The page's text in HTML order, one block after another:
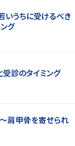
うちに受けるべき
グ
診のタイミング
肩甲骨を寄せられ